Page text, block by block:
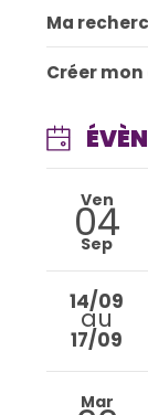
Ma
Créer
Ven
04
Sep
14/09
au
17/09
Mar